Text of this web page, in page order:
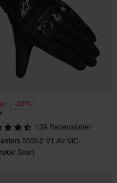
-22%
139 Recensioner
SMX-2 V1 Air MC-
Svart